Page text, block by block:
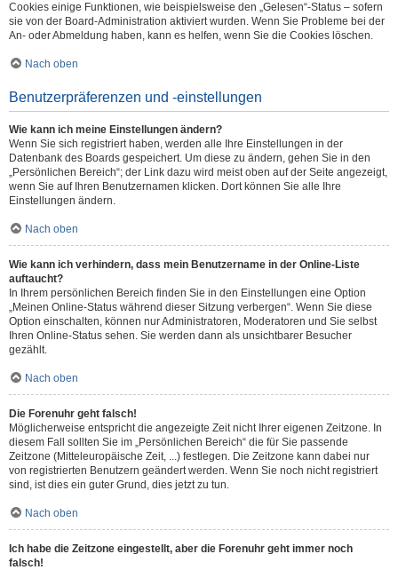
Cookies einige Funktionen, wie beispielsweise den „Gelesen“-Status – sofern
sie von der Board-Administration aktiviert wurden. Wenn Sie Probleme bei der
An- oder Abmeldung haben, kann es helfen, wenn Sie die Cookies löschen.
Nach oben
Benutzerpräferenzen und -einstellungen
Wie kann ich meine Einstellungen ändern?
Wenn Sie sich registriert haben, werden alle Ihre Einstellungen in der
Datenbank des Boards gespeichert. Um diese zu ändern, gehen Sie in den
„Persönlichen Bereich“; der Link dazu wird meist oben auf der Seite angezeigt,
wenn Sie auf Ihren Benutzernamen klicken. Dort können Sie alle Ihre
Einstellungen ändern.
Nach oben
Wie kann ich verhindern, dass mein Benutzername in der Online-Liste
auftaucht?
In Ihrem persönlichen Bereich finden Sie in den Einstellungen eine Option
„Meinen Online-Status während dieser Sitzung verbergen“. Wenn Sie diese
Option einschalten, können nur Administratoren, Moderatoren und Sie selbst
Ihren Online-Status sehen. Sie werden dann als unsichtbarer Besucher
gezählt.
Nach oben
Die Forenuhr geht falsch!
Möglicherweise entspricht die angezeigte Zeit nicht Ihrer eigenen Zeitzone. In
diesem Fall sollten Sie im „Persönlichen Bereich“ die für Sie passende
Zeitzone (Mitteleuropäische Zeit, ...) festlegen. Die Zeitzone kann dabei nur
von registrierten Benutzern geändert werden. Wenn Sie noch nicht registriert
sind, ist dies ein guter Grund, dies jetzt zu tun.
Nach oben
Ich habe die Zeitzone eingestellt, aber die Forenuhr geht immer noch
falsch!